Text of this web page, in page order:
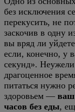
без исключения
перекусить, не
заскочив в одну
вы вряд ли
если, конечно, у
секунд».
драгоценное
питаться нужно
здоровьем — ваш
часов без еды,